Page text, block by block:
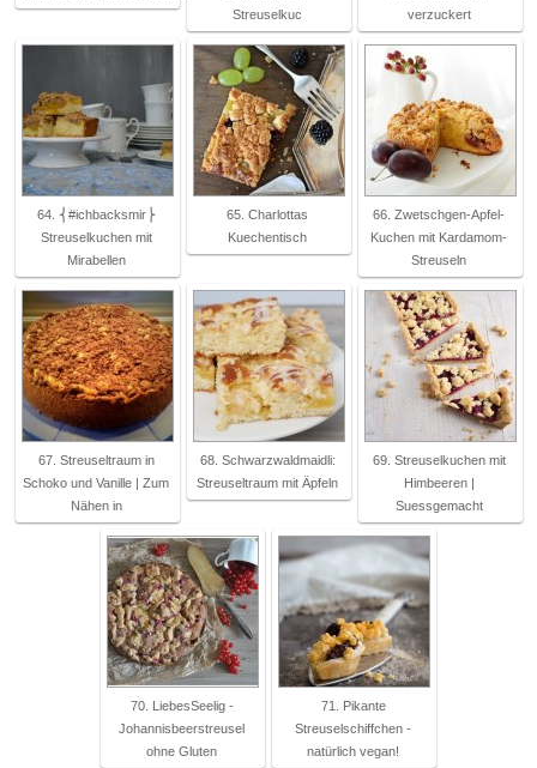
Streuselkuc
verzuckert
64. ⎨#ichbacksmir⎬
Streuselkuchen mit
Mirabellen
65. Charlottas
Kuechentisch
66. Zwetschgen-Apfel-
Kuchen mit Kardamom-
Streuseln
67. Streuseltraum in
Schoko und Vanille | Zum
Nähen in
68. Schwarzwaldmaidli:
Streuseltraum mit Äpfeln
69. Streuselkuchen mit
Himbeeren |
Suessgemacht
70. LiebesSeelig -
Johannisbeerstreusel
ohne Gluten
71. Pikante
Streuselschiffchen -
natürlich vegan!